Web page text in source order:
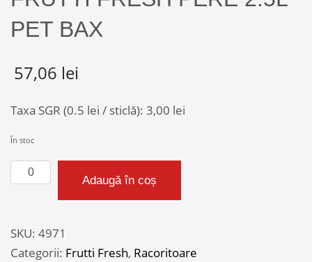
PET BAX
57,06 lei
Taxa SGR (0.5 lei / sticlă): 3,00 lei
În stoc
Cantitate
FRUTTI
PERE
2.5L
Adaugă în coș
SKU: 4971
Categorii: Frutti Fresh, Racoritoare